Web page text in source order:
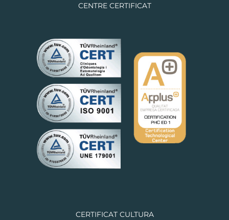
CENTRE CERTIFICAT
CERTIFICAT CULTURA